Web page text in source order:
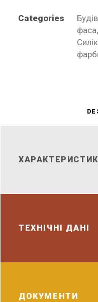
Categories
ТЕХНІЧНІ ДАНІ
ДОКУМЕНТИ